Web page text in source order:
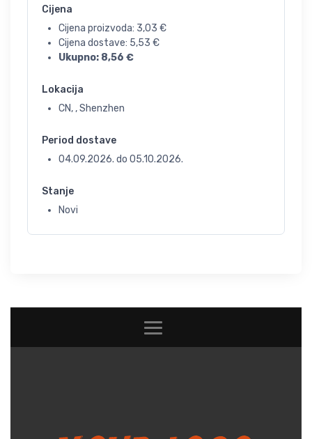
Cijena
Cijena proizvoda: 3,03 €
Cijena dostave: 5,53 €
Ukupno: 8,56 €
Lokacija
CN, , Shenzhen
Period dostave
04.09.2026. do 05.10.2026.
Stanje
Novi